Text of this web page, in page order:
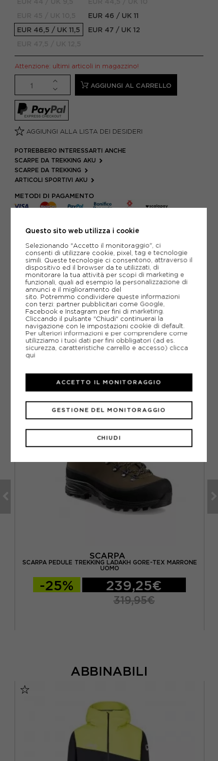
EUR 46 / UK 11
EUR 46,5 / UK 11,5
EUR 47 / UK 12
Attenzione: ultimi articoli in magazzino!
AGGIUNGI AL CARRELLO
AGGIUNGI ALLA LISTA DEI DESIDERI
POTREBBERO INTERESSARTI ANCHE
SCARPE DA TREKKING AKU
SCARPE DA TREKKING
ARTICOLI SPORTIVI AKU
METODI DI PAGAMENTO
PIÙ INFORMAZIONI
SCHEDA TECNICA
GUIDA ALLE TAGLIE
DOMANDE FREQUENTI
Come ordinare la taglia giusta?
SCARPA
SCARPA PEDULE TREKKING LADAKH GORE-TEX MARRONE
UOMO
-25% 239,25€
319,95€
ABBINABILI
Questo sito web utilizza i cookie
Selezionando "Accetto il monitoraggio", ci
consenti di utilizzare cookie, pixel, tag e tecnologie
simili. Queste tecnologie ci consentono, attraverso il
dispositivo ed il browser da te utilizzati, di
monitorare la tua attività per scopi di marketing e
funzionali, quali ad esempio la personalizzazione di
annunci e il miglioramento del
sito. Potremmo condividere queste informazioni
con terzi: partner pubblicitari come Google,
Facebook e Instagram per fini di marketing.
Cliccando il pulsante "Chiudi" continuerai la
navigazione con le impostazioni cookie di default.
Per ulteriori informazioni e per comprendere come
utilizziamo i tuoi dati per fini obbligatori (ad es.
sicurezza, caratteristiche carrello e accesso) clicca
qui
CHIUDI
GESTIONE DEL MONITORAGGIO
ACCETTO IL MONITORAGGIO